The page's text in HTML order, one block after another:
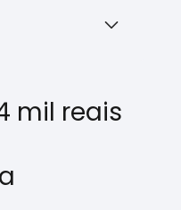
mil reais